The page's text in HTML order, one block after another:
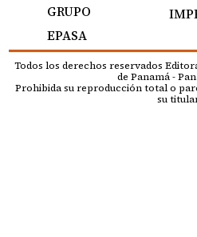
GRUPO
EPASA
Todos los derechos reservados
de Panamá -
Prohibida su reproducción total o
su